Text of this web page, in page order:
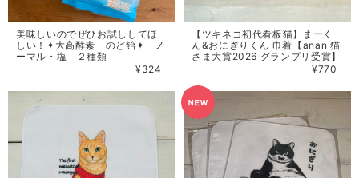
美味しいのでぜひお試ししてほ
しい！✦大高酵素 のど飴✦ ノ
ーマル・塩 ２種類
¥324
【ツキネコ初代看板猫】まーく
ん&おにぎりくん 巾着【anan 猫
さま大賞2026 グランプリ受賞】
¥770